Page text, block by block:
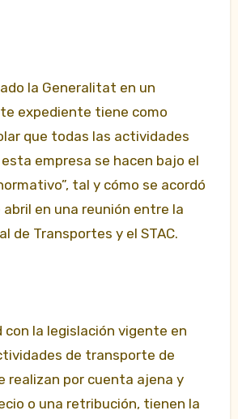
la Generalitat en un
expediente tiene como
que todas las actividades
empresa se hacen bajo el
tal y cómo se acordó
abril en una reunión entre la
de Transportes y el STAC.
con la legislación vigente en
de transporte de
realizan por cuenta ajena y
o una retribución, tienen la